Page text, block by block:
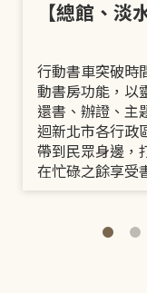
【總館、淡
行動書車突破時
動書房功能，以
還書、辦證、主
迴新北市各行政
帶到民眾身邊，
在忙碌之餘享受